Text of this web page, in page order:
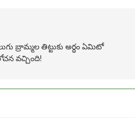
బ్రామ్మల తిట్టుకు అర్ధం ఏమిటో
వచ్చింది!